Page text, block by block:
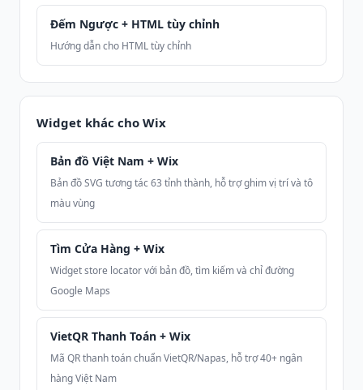
Đếm Ngược + HTML tùy chỉnh
Hướng dẫn cho HTML tùy chỉnh
Widget khác cho Wix
Bản đồ Việt Nam + Wix
Bản đồ SVG tương tác 63 tỉnh thành, hỗ trợ ghim vị trí và tô
màu vùng
Tìm Cửa Hàng + Wix
Widget store locator với bản đồ, tìm kiếm và chỉ đường
Google Maps
VietQR Thanh Toán + Wix
Mã QR thanh toán chuẩn VietQR/Napas, hỗ trợ 40+ ngân
hàng Việt Nam